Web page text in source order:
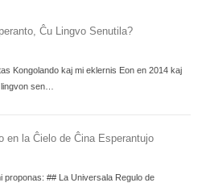
Ĉu Lingvo Senutila?
Kongolando kaj mi eklernis Eon en 2014 kaj
sen…
en la Ĉielo de Ĉina Esperantujo
proponas: ## La Universala Regulo de